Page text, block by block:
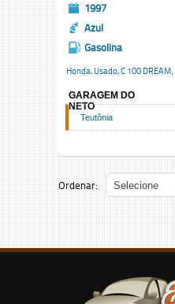
1997
Azul
Gasolina
Honda, Usado,C 100 DREAM
GARAGEM DO
NETO
Teutônia
Ordenar: